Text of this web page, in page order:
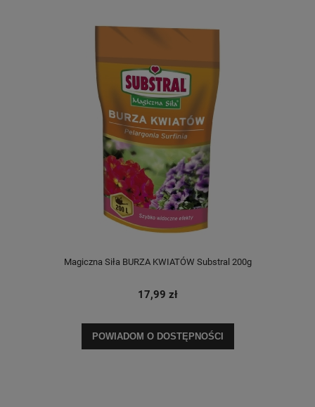
Magiczna Siła BURZA KWIATÓW Substral 200g
17,99 zł
POWIADOM O DOSTĘPNOŚCI